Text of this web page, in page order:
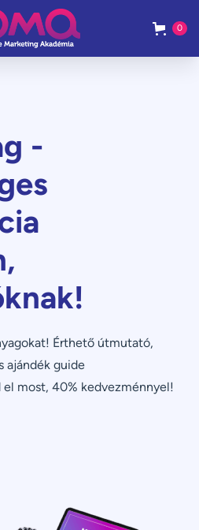
0
-
Érthető útmutató,
ajándék guide
el most, 40% kedvezménnyel!